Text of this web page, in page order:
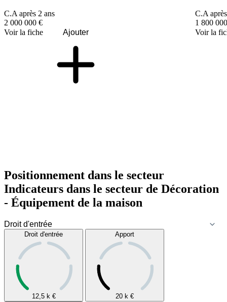
C.A après 2 ans
2 000 000 €
Voir la fiche
Ajouter
C.A
1 800
Voir la
Positionnement dans le secteur
Indicateurs dans le secteur de Décoration
- Équipement de la maison
Droit d'entrée
12,5 k €
Apport
20 k €